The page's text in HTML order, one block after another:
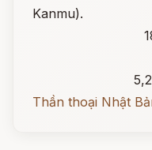
Kanmu).
Thần thoại Nhật